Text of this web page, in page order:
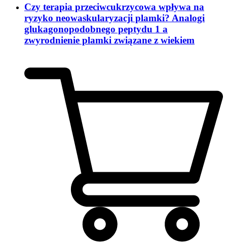
Czy terapia przeciwcukrzycowa wpływa na
ryzyko neowaskularyzacji plamki? Analogi
glukagonopodobnego peptydu 1 a
zwyrodnienie plamki związane z wiekiem